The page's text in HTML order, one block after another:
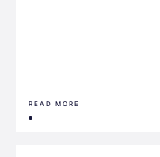
READ MORE